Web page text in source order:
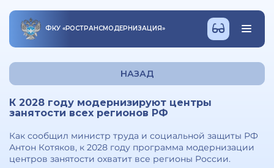
ФКУ «РОСТРАНСМОДЕРНИЗАЦИЯ»
НАЗАД
К 2028 году модернизируют центры
занятости всех регионов РФ
Как сообщил министр труда и социальной защиты РФ
Антон Котяков, к 2028 году программа модернизации
центров занятости охватит все регионы России.